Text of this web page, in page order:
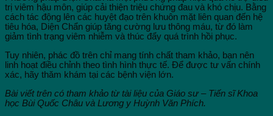
trị viêm hậu môn, giúp cải thiện triệu chứng đau và khó chịu. Bằng
cách tác động lên các huyệt đạo trên khuôn mặt liên quan đến hệ
tiêu hóa, Diện Chẩn giúp tăng cường lưu thông máu, từ đó làm
giảm tình trạng viêm nhiễm và thúc đẩy quá trình hồi phục.
Tuy nhiên, phác đồ trên chỉ mang tính chất tham khảo, bạn nên
linh hoạt điều chỉnh theo tình hình thực tế. Để được tư vấn chính
xác, hãy thăm khám tại các bệnh viện lớn.
Bài viết trên có tham khảo từ tài liệu của Giáo sư – Tiến sĩ Khoa
học Bùi Quốc Châu và Lương y Huỳnh Văn Phích.